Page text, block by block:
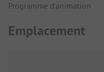
Programme d'animation
Emplacement